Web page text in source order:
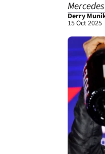
Derry
15 Oct 2025